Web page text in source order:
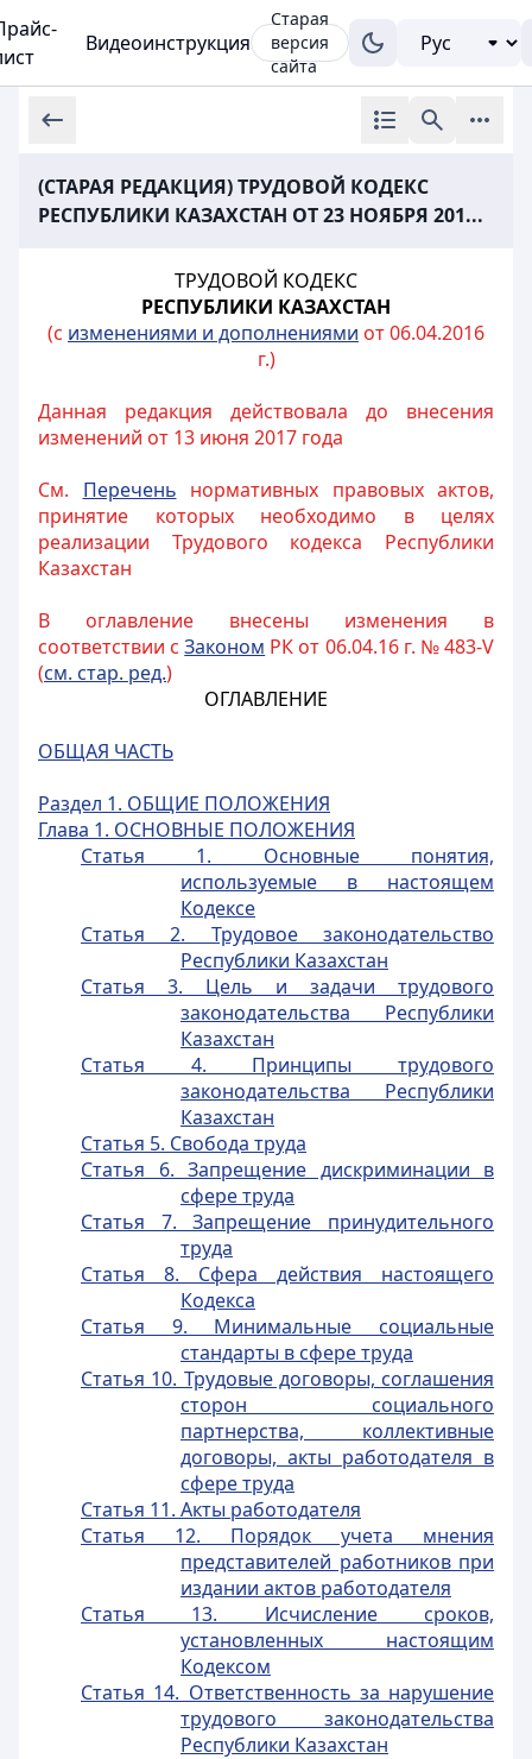
Видеоинструкция
Старая
версия
сайта
(СТАРАЯ РЕДАКЦИЯ) ТРУДОВОЙ КОДЕКС
РЕСПУБЛИКИ КАЗАХСТАН ОТ 23 НОЯБРЯ 201...
ТРУДОВОЙ КОДЕКС
РЕСПУБЛИКИ КАЗАХСТАН
(с изменениями и дополнениями от 06.04.2016
г.)
Данная редакция действовала до внесения
изменений от 13 июня 2017 года
См. Перечень нормативных правовых актов,
принятие которых необходимо в целях
реализации Трудового кодекса Республики
Казахстан
В оглавление внесены изменения в
соответствии сЗаконом РК от 06.04.16 г. № 483-V
(см. стар. ред.)
ОГЛАВЛЕНИЕ
ОБЩАЯ ЧАСТЬ
Раздел 1. ОБЩИЕ ПОЛОЖЕНИЯ
Глава 1. ОСНОВНЫЕ ПОЛОЖЕНИЯ
Статья 1. Основные понятия,
используемые в настоящем
Кодексе
Статья 2. Трудовое законодательство
Республики Казахстан
Статья 3. Цель и задачи трудового
законодательства Республики
Казахстан
Статья 4. Принципы трудового
законодательства Республики
Казахстан
Статья 5. Свобода труда
Статья 6. Запрещение дискриминации в
сфере труда
Статья 7. Запрещение принудительного
труда
Статья 8. Сфера действия настоящего
Кодекса
Статья 9. Минимальные социальные
стандарты в сфере труда
Статья 10. Трудовые договоры, соглашения
сторон социального
партнерства, коллективные
договоры, акты работодателя в
сфере труда
Статья 11. Акты работодателя
Статья 12. Порядок учета мнения
представителей работников при
издании актов работодателя
Статья 13. Исчисление сроков,
установленных настоящим
Кодексом
Статья 14. Ответственность за нарушение
трудового законодательства
Республики Казахстан